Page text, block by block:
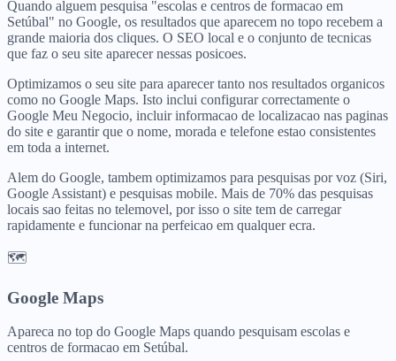
Quando alguem pesquisa "escolas e centros de formacao em
Setúbal" no Google, os resultados que aparecem no topo recebem a
grande maioria dos cliques. O SEO local e o conjunto de tecnicas
que faz o seu site aparecer nessas posicoes.
Optimizamos o seu site para aparecer tanto nos resultados organicos
como no Google Maps. Isto inclui configurar correctamente o
Google Meu Negocio, incluir informacao de localizacao nas paginas
do site e garantir que o nome, morada e telefone estao consistentes
em toda a internet.
Alem do Google, tambem optimizamos para pesquisas por voz (Siri,
Google Assistant) e pesquisas mobile. Mais de 70% das pesquisas
locais sao feitas no telemovel, por isso o site tem de carregar
rapidamente e funcionar na perfeicao em qualquer ecra.
🗺️
Google Maps
Apareca no top do Google Maps quando pesquisam escolas e
centros de formacao em Setúbal.